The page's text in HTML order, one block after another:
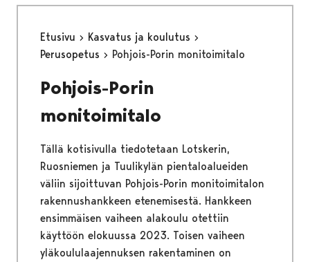
Etusivu
Kasvatus ja koulutus
Perusopetus
Pohjois-Porin monitoimitalo
Pohjois-Porin
monitoimitalo
Tällä kotisivulla tiedotetaan Lotskerin,
Ruosniemen ja Tuulikylän pientaloalueiden
väliin sijoittuvan Pohjois-Porin monitoimitalon
rakennushankkeen etenemisestä. Hankkeen
ensimmäisen vaiheen alakoulu otettiin
käyttöön elokuussa 2023. Toisen vaiheen
yläkoululaajennuksen rakentaminen on